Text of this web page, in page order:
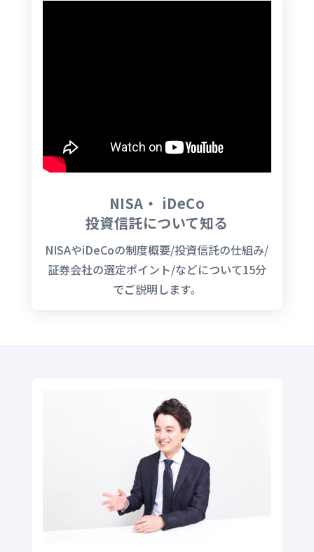
NISA・ iDeCo
投資信託について知る
NISAやiDeCoの制度概要/投資信託の仕組み/
証券会社の選定ポイント/などについて15分
でご説明します。